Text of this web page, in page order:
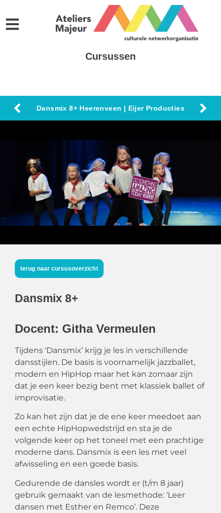
Cursussen
Dansmix 8+ Heerenveen | Eijer Producties
terug naar cursusoverzicht
Dansmix 8+
Docent: Githa Vermeulen
Tijdens ‘Dansmix’ krijg je les in verschillende
dansstijlen. De basis is voornamelijk jazzballet,
modern en HipHop maar het kan zomaar zijn
dat je een keer bezig bent met klassiek ballet of
improvisatie.
Zo kan het zijn dat je de ene keer meedoet aan
een echte HipHopwedstrijd en sta je de
volgende keer op het toneel met een prachtige
moderne dans. Dansmix is een les met veel
afwisseling en een goede basis.
Gedurende de dansles wordt er (t/m 8 jaar)
gebruik gemaakt van de lesmethode: ‘Leer
dansen met Esther en Remco’. Deze